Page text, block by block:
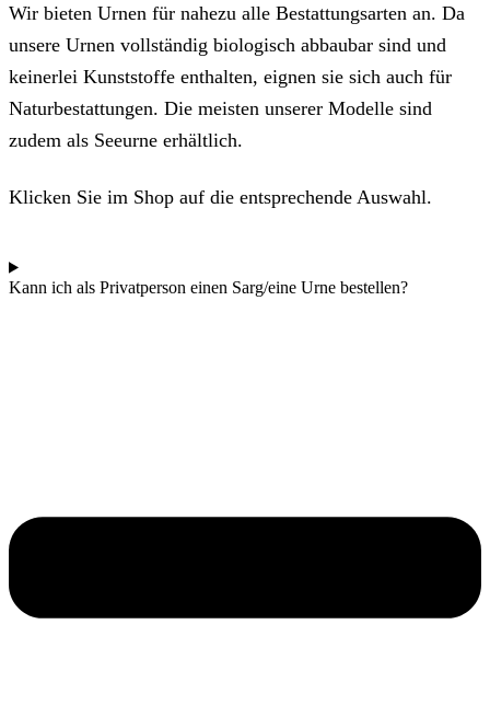
Wir bieten Urnen für nahezu alle Bestattungsarten an. Da
unsere Urnen vollständig biologisch abbaubar sind und
keinerlei Kunststoffe enthalten, eignen sie sich auch für
Naturbestattungen. Die meisten unserer Modelle sind
zudem als Seeurne erhältlich.
Klicken Sie im Shop auf die entsprechende Auswahl.
Kann ich als Privatperson einen Sarg/eine Urne bestellen?